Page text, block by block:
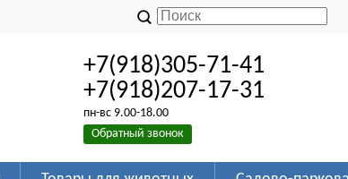
+7(918)305-71-41
+7(918)207-17-31
пн-вс 9.00-18.00
Обратный звонок